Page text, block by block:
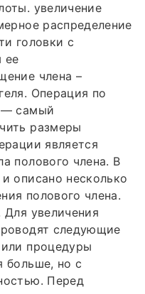
увеличение
распределение
головки с
ее
члена –
Операция по
— самый
размеры
является
полового члена. В
описано несколько
полового члена.
увеличения
следующие
процедуры
больше, но с
Перед